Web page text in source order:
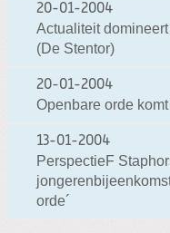
20-01-2004
Actualiteit
(De Stentor)
20-01-2004
Openbare orde
13-01-2004
PerspectieF
orde´